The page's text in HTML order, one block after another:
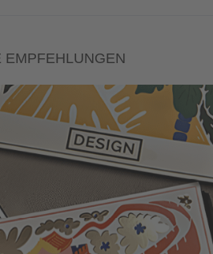
EMPFEHLUNGEN